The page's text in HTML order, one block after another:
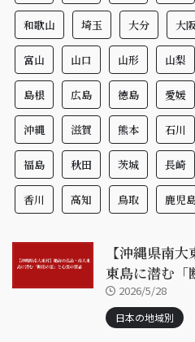
和歌山 埼玉 大分 大
富山 山口 山形 山梨
島根 広島 徳島 愛媛
沖縄 滋賀 熊本 石川
福島 秋田 茨城 長崎
香川 高知 鳥取 鹿児
【沖縄県南
東島に潜む「
2026/5/28
日本の地域別